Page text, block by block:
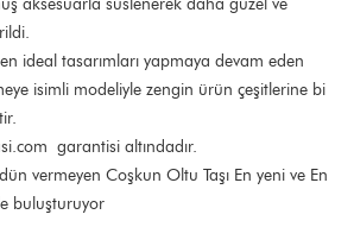
aksesuarla süslenerek daha güzel ve
ideal tasarımları yapmaya devam eden
isimli modeliyle zengin ürün çeşitlerine bi
garantisi altındadır.
vermeyen Coşkun Oltu Taşı En yeni ve En
buluşturuyor